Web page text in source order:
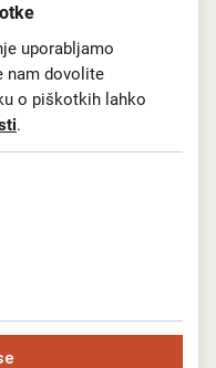
uporabljamo
nam dovolite
o piškotkih lahko
.
zadnjih štirih
vsebovati ustrezno
člani UNIME,
in posamezniki, vendar
od nagrad. Predloge
Za UNIMA Slovenija,
listina«.
pregledala prejete
do 10. junija